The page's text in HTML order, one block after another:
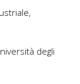
degli